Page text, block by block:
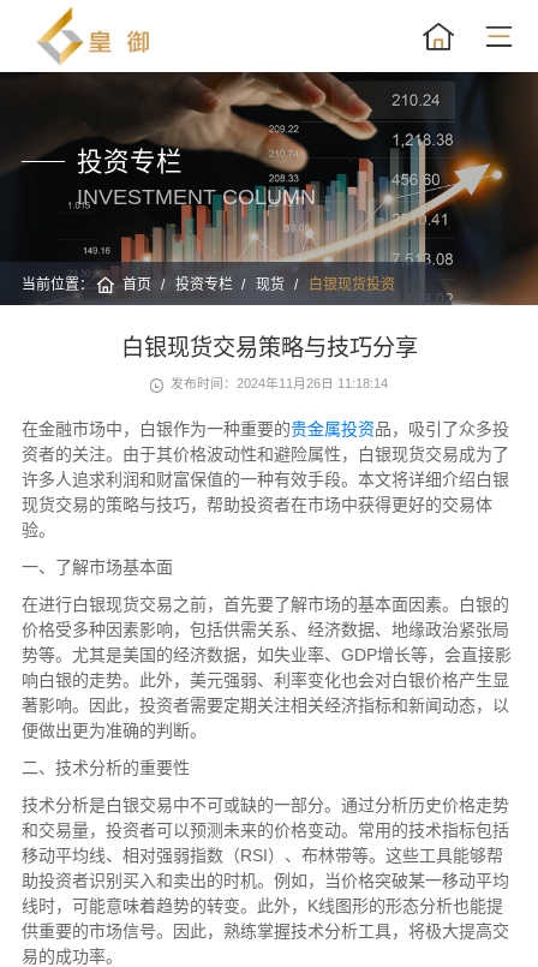
投资专栏
INVESTMENT COLUMN
当前位置： 首页 投资专栏 现货 白银现货投资
白银现货交易策略与技巧分享
发布时间：2024年11月26日 11:18:14
在金融市场中，白银作为一种重要的贵金属投资品，吸引了众多投
资者的关注。由于其价格波动性和避险属性，白银现货交易成为了
许多人追求利润和财富保值的一种有效手段。本文将详细介绍白银
现货交易的策略与技巧，帮助投资者在市场中获得更好的交易体
验。
一、了解市场基本面
在进行白银现货交易之前，首先要了解市场的基本面因素。白银的
价格受多种因素影响，包括供需关系、经济数据、地缘政治紧张局
势等。尤其是美国的经济数据，如失业率、GDP增长等，会直接影
响白银的走势。此外，美元强弱、利率变化也会对白银价格产生显
著影响。因此，投资者需要定期关注相关经济指标和新闻动态，以
便做出更为准确的判断。
二、技术分析的重要性
技术分析是白银交易中不可或缺的一部分。通过分析历史价格走势
和交易量，投资者可以预测未来的价格变动。常用的技术指标包括
移动平均线、相对强弱指数（RSI）、布林带等。这些工具能够帮
助投资者识别买入和卖出的时机。例如，当价格突破某一移动平均
线时，可能意味着趋势的转变。此外，K线图形的形态分析也能提
供重要的市场信号。因此，熟练掌握技术分析工具，将极大提高交
易的成功率。